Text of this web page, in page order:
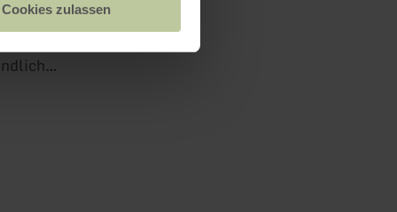
Cookies zulassen